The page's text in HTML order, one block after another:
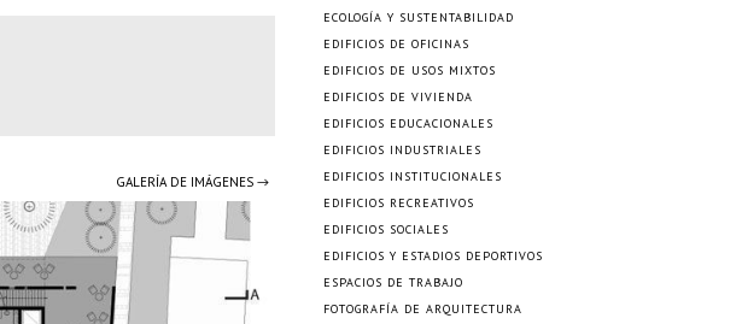
GALERÍA DE IMÁGENES →
ECOLOGÍA Y SUSTENTABILIDAD
EDIFICIOS DE OFICINAS
EDIFICIOS DE USOS MIXTOS
EDIFICIOS DE VIVIENDA
EDIFICIOS EDUCACIONALES
EDIFICIOS INDUSTRIALES
EDIFICIOS INSTITUCIONALES
EDIFICIOS RECREATIVOS
EDIFICIOS SOCIALES
EDIFICIOS Y ESTADIOS DEPORTIVOS
ESPACIOS DE TRABAJO
FOTOGRAFÍA DE ARQUITECTURA